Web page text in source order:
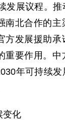
发展议程。
南北合作的主
方发展援助承
重要作用。中
年可持续
化